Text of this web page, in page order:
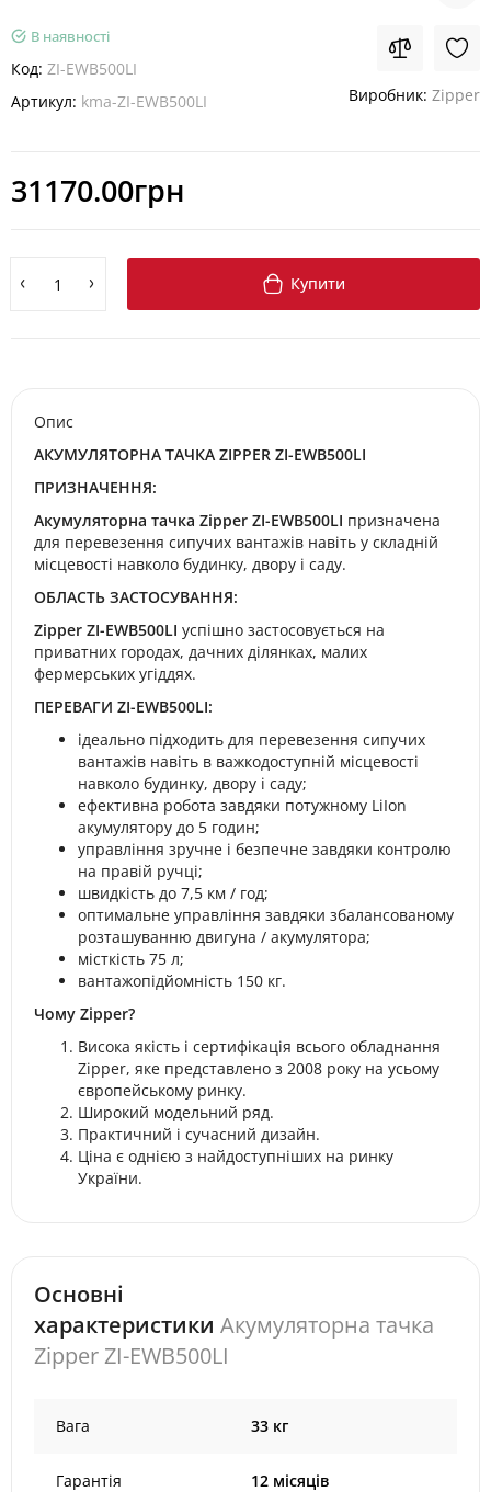
В наявності
Код: ZI-EWB500LI
Артикул: kma-ZI-EWB500LI Виробник: Zipper
31170.00грн
Купити
Опис
АКУМУЛЯТОРНА ТАЧКА ZIPPER ZI-EWB500LI
ПРИЗНАЧЕННЯ:
Акумуляторна тачка Zipper ZI-EWB500LI призначена
для перевезення сипучих вантажів навіть у складній
місцевості навколо будинку, двору і саду.
ОБЛАСТЬ ЗАСТОСУВАННЯ:
Zipper ZI-EWB500LI успішно застосовується на
приватних городах, дачних ділянках, малих
фермерських угіддях.
ПЕРЕВАГИ ZI-EWB500LI:
ідеально підходить для перевезення сипучих
вантажів навіть в важкодоступній місцевості
навколо будинку, двору і саду;
ефективна робота завдяки потужному LiIon
акумулятору до 5 годин;
управління зручне і безпечне завдяки контролю
на правій ручці;
швидкість до 7,5 км / год;
оптимальне управління завдяки збалансованому
розташуванню двигуна / акумулятора;
місткість 75 л;
вантажопідйомність 150 кг.
Чому Zipper?
Висока якість і сертифікація всього обладнання
Zipper, яке представлено з 2008 року на усьому
європейському ринку.
Широкий модельний ряд.
Практичний і сучасний дизайн.
Ціна є однією з найдоступніших на ринку
України.
Основні
характеристики Акумуляторна тачка
Zipper ZI-EWB500LI
Вага 33 кг
Гарантія 12 місяців